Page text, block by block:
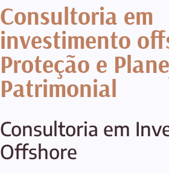
Consultoria em
investimento
Proteção e
Patrimonial
Consultoria em
Offshore